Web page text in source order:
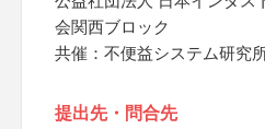
会関西ブロック
共催：不便益システム研究
提出先・問合先